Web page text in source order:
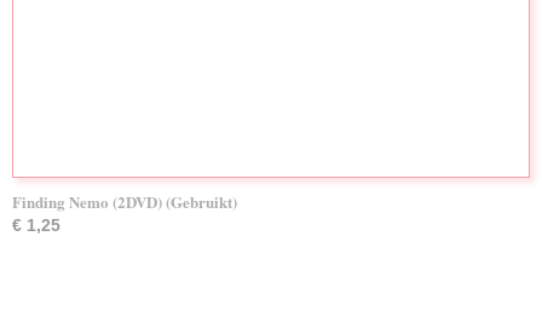
Finding Nemo (2DVD) (Gebruikt)
€ 1,25